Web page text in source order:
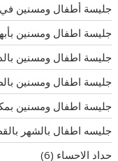
جليسة أطفال ومسنين
جليسة اطفال ومسنين
جليسة اطفال ومسنين
جليسة اطفال ومسنين
جليسة اطفال ومسنين
جليسه اطفال بالشهر
حداد الاحساء (6)